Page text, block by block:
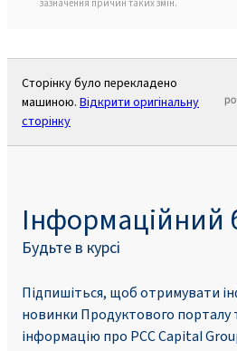
зазначення причин таких змін.
Сторінку було перекладено
машиною. Відкрити оригінальну
сторінку
Інформаційний
Будьте в курсі
Підпишіться, щоб отримувати
новинки Продуктового порталу
інформацію про PCC Capital